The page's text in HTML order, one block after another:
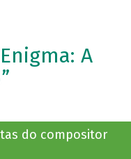
A
do compositor